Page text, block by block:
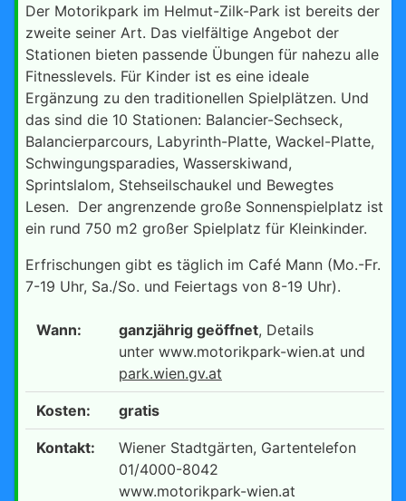
Der Motorikpark im Helmut-Zilk-Park ist bereits der
zweite seiner Art. Das vielfältige Angebot der
Stationen bieten passende Übungen für nahezu alle
Fitnesslevels. Für Kinder ist es eine ideale
Ergänzung zu den traditionellen Spielplätzen. Und
das sind die 10 Stationen: Balancier-Sechseck,
Balancierparcours, Labyrinth-Platte, Wackel-Platte,
Schwingungsparadies, Wasserskiwand,
Sprintslalom, Stehseilschaukel und Bewegtes
Lesen. Der angrenzende große Sonnenspielplatz ist
ein rund 750 m2 großer Spielplatz für Kleinkinder.
Erfrischungen gibt es täglich im Café Mann (Mo.-Fr.
7-19 Uhr, Sa./So. und Feiertags von 8-19 Uhr).
Wann: ganzjährig geöffnet, Details
unter www.motorikpark-wien.at und
park.wien.gv.at
Kosten: gratis
Kontakt:
Wiener Stadtgärten, Gartentelefon
01/4000-8042
www.motorikpark-wien.at